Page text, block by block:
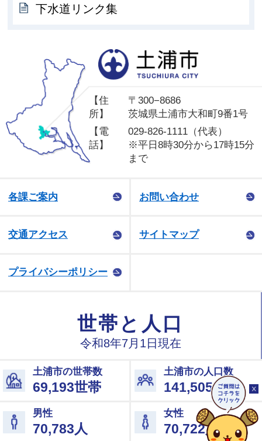
下水道リンク集
【住
所】
〒300−8686
茨城県土浦市大和町9番1号
【電
話】
029-826-1111（代表）
※平日8時30分から17時15分
まで
各課ご案内 お問い合わせ
交通アクセス サイトマップ
プライバシーポリシー